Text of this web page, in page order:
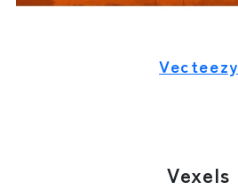
Vecteezy
Vexels